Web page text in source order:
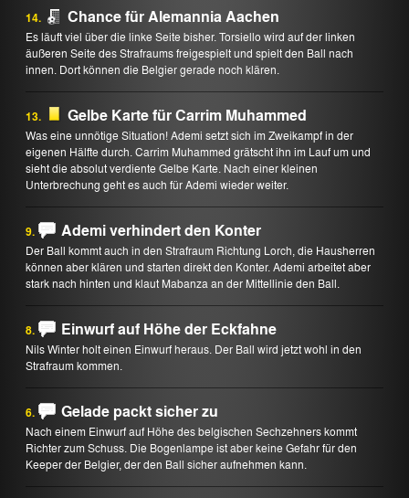
14. Chance für Alemannia Aachen
Es läuft viel über die linke Seite bisher. Torsiello wird auf der linken
äußeren Seite des Strafraums freigespielt und spielt den Ball nach
innen. Dort können die Belgier gerade noch klären.
13. Gelbe Karte für Carrim Muhammed
Was eine unnötige Situation! Ademi setzt sich im Zweikampf in der
eigenen Hälfte durch. Carrim Muhammed grätscht ihn im Lauf um und
sieht die absolut verdiente Gelbe Karte. Nach einer kleinen
Unterbrechung geht es auch für Ademi wieder weiter.
9. Ademi verhindert den Konter
Der Ball kommt auch in den Strafraum Richtung Lorch, die Hausherren
können aber klären und starten direkt den Konter. Ademi arbeitet aber
stark nach hinten und klaut Mabanza an der Mittellinie den Ball.
8. Einwurf auf Höhe der Eckfahne
Nils Winter holt einen Einwurf heraus. Der Ball wird jetzt wohl in den
Strafraum kommen.
6. Gelade packt sicher zu
Nach einem Einwurf auf Höhe des belgischen Sechzehners kommt
Richter zum Schuss. Die Bogenlampe ist aber keine Gefahr für den
Keeper der Belgier, der den Ball sicher aufnehmen kann.